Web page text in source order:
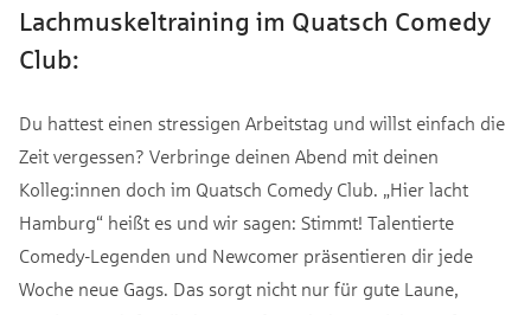
Lachmuskeltraining im Quatsch Comedy
Club:
Du hattest einen stressigen Arbeitstag und willst einfach die
Zeit vergessen? Verbringe deinen Abend mit deinen
Kolleg:innen doch im Quatsch Comedy Club. „Hier lacht
Hamburg“ heißt es und wir sagen: Stimmt! Talentierte
Comedy-Legenden und Newcomer präsentieren dir jede
Woche neue Gags. Das sorgt nicht nur für gute Laune,